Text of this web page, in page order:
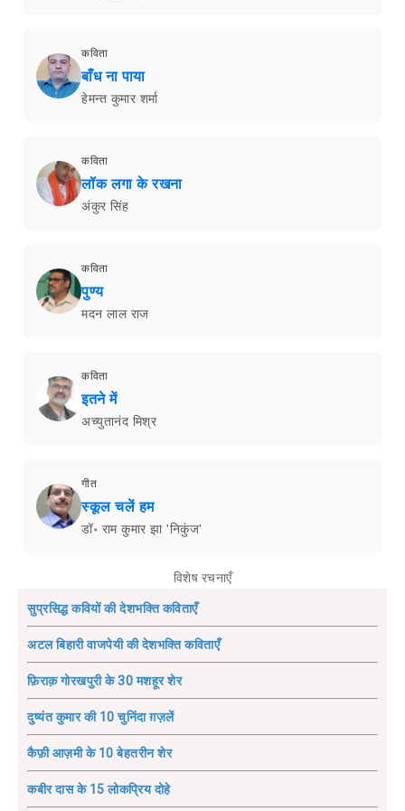
कविता
बाँध ना पाया
हेमन्त कुमार शर्मा
कविता
लॉक लगा के रखना
अंकुर सिंह
कविता
पुण्य
मदन लाल राज
कविता
इतने में
अच्युतानंद मिश्र
गीत
स्कूल चलें हम
डॉ॰ राम कुमार झा 'निकुंज'
विशेष रचनाएँ
सुप्रसिद्ध कवियों की देशभक्ति कविताएँ
अटल बिहारी वाजपेयी की देशभक्ति कविताएँ
फ़िराक़ गोरखपुरी के 30 मशहूर शेर
दुष्यंत कुमार की 10 चुनिंदा ग़ज़लें
कैफ़ी आज़मी के 10 बेहतरीन शेर
कबीर दास के 15 लोकप्रिय दोहे